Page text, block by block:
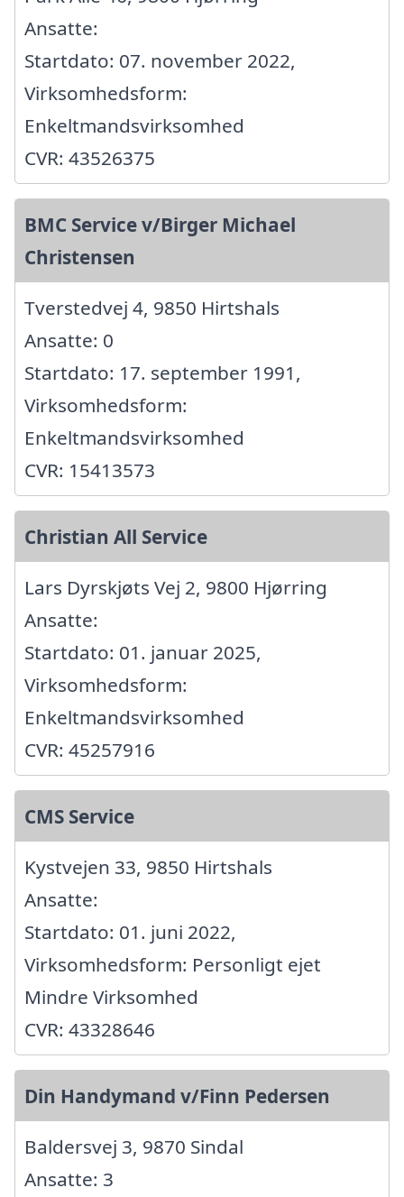
Ansatte:
Startdato: 07. november 2022,
Virksomhedsform:
Enkeltmandsvirksomhed
CVR: 43526375
BMC Service v/Birger Michael
Christensen
Tverstedvej 4, 9850 Hirtshals
Ansatte: 0
Startdato: 17. september 1991,
Virksomhedsform:
Enkeltmandsvirksomhed
CVR: 15413573
Christian All Service
Lars Dyrskjøts Vej 2, 9800 Hjørring
Ansatte:
Startdato: 01. januar 2025,
Virksomhedsform:
Enkeltmandsvirksomhed
CVR: 45257916
CMS Service
Kystvejen 33, 9850 Hirtshals
Ansatte:
Startdato: 01. juni 2022,
Virksomhedsform: Personligt ejet
Mindre Virksomhed
CVR: 43328646
Din Handymand v/Finn Pedersen
Baldersvej 3, 9870 Sindal
Ansatte: 3